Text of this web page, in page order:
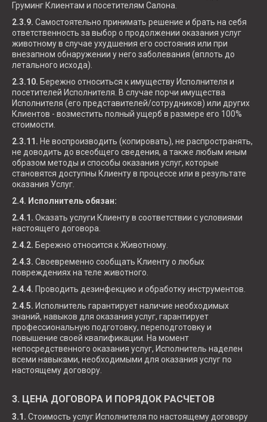
Груминг Клиентам и посетителям Салона.
2.3.9. Самостоятельно принимать решение и брать на себя
ответственность за выбор о продолжении оказания услуг
животному в случае ухудшения его состояния или при
внезапном обнаружении у него заболевания (вплоть до
летального исхода).
2.3.10. Бережно относиться к имуществу Исполнителя и
посетителей Исполнителя. В случае порчи имущества
Исполнителя (его представителей/сотрудников) или других
Клиентов - возместить полный ущерб в размере его 100%
стоимости.
2.3.11. Не воспроизводить (копировать), не распространять,
не доводить до всеобщего сведения, а также любым иным
образом методы и способы оказания услуг, которые
становятся доступны Клиенту в процессе или в результате
оказания Услуг.
2.4. Исполнитель обязан:
2.4.1. Оказать услуги Клиенту в соответствии с условиями
настоящего договора.
2.4.2. Бережно относится к Животному.
2.4.3. Своевременно сообщать Клиенту о любых
повреждениях на теле животного.
2.4.4. Проводить дезинфекцию и обработку инструментов.
2.4.5. Исполнитель гарантирует наличие необходимых
знаний, навыков для оказания услуг, гарантирует
профессиональную подготовку, переподготовку и
повышение своей квалификации. На момент
непосредственного оказания услуг, Исполнитель наделен
всеми навыками, необходимыми для оказания услуг по
настоящему договору.
3. ЦЕНА ДОГОВОРА И ПОРЯДОК РАСЧЕТОВ
3.1. Стоимость услуг Исполнителя по настоящему договору